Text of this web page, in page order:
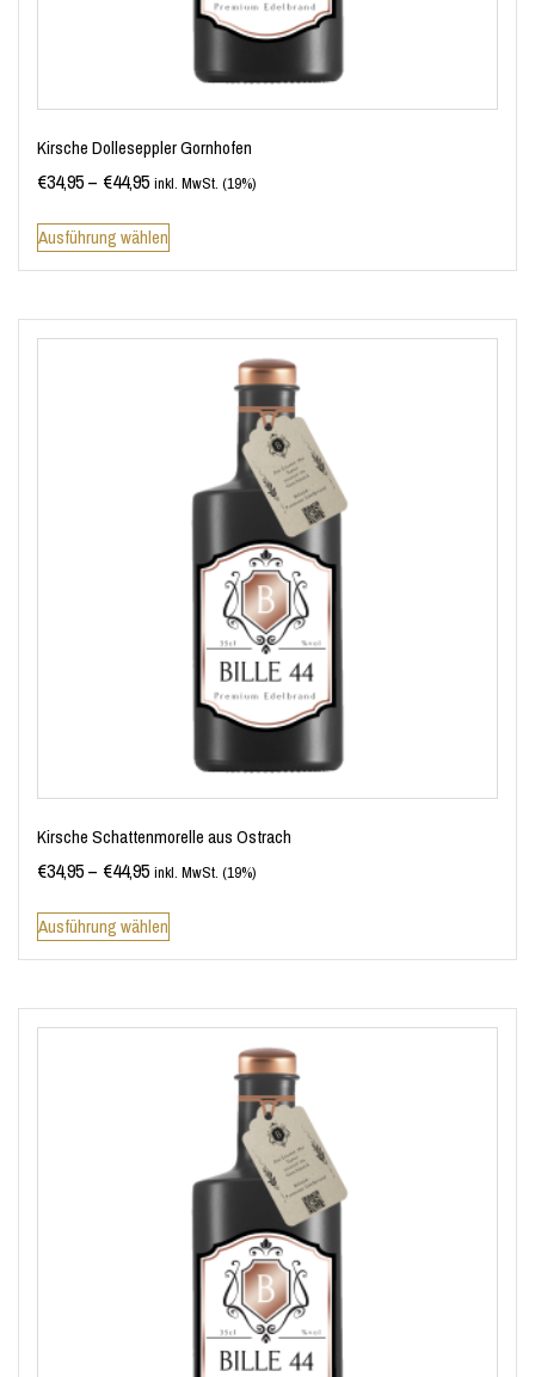
Kirsche Dolleseppler Gornhofen
€34,95– €44,95 inkl. MwSt. (19%)
Ausführung wählen
Kirsche Schattenmorelle aus Ostrach
€34,95– €44,95 inkl. MwSt. (19%)
Ausführung wählen